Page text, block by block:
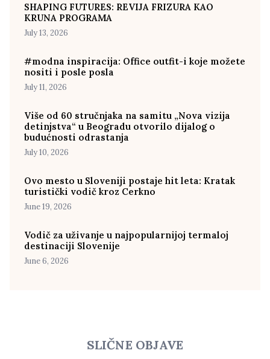
SHAPING FUTURES: REVIJA FRIZURA KAO
KRUNA PROGRAMA
July 13, 2026
#modna inspiracija: Office outfit-i koje možete
nositi i posle posla
July 11, 2026
Više od 60 stručnjaka na samitu „Nova vizija
detinjstva“ u Beogradu otvorilo dijalog o
budućnosti odrastanja
July 10, 2026
Ovo mesto u Sloveniji postaje hit leta: Kratak
turistički vodič kroz Cerkno
June 19, 2026
Vodič za uživanje u najpopularnijoj termaloj
destinaciji Slovenije
June 6, 2026
SLIČNE OBJAVE